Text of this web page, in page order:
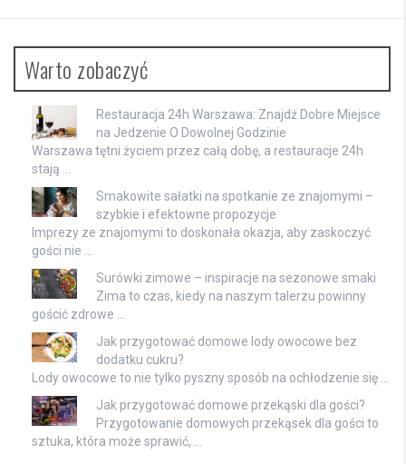
Warto zobaczyć
Restauracja 24h Warszawa: Znajdź Dobre Miejsce
na Jedzenie O Dowolnej Godzinie
Warszawa tętni życiem przez całą dobę, a restauracje 24h
stają …
Smakowite sałatki na spotkanie ze znajomymi –
szybkie i efektowne propozycje
Imprezy ze znajomymi to doskonała okazja, aby zaskoczyć
gości nie …
Surówki zimowe – inspiracje na sezonowe smaki
Zima to czas, kiedy na naszym talerzu powinny
gościć zdrowe …
Jak przygotować domowe lody owocowe bez
dodatku cukru?
Lody owocowe to nie tylko pyszny sposób na ochłodzenie się …
Jak przygotować domowe przekąski dla gości?
Przygotowanie domowych przekąsek dla gości to
sztuka, która może sprawić, …